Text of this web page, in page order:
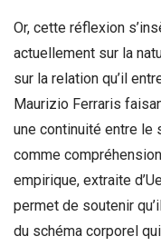
Or, cette réflexion
actuellement sur la
sur la relation qu’il
Maurizio Ferraris
une continuité entre le
comme
empirique, extraite
permet de soutenir
du schéma corporel